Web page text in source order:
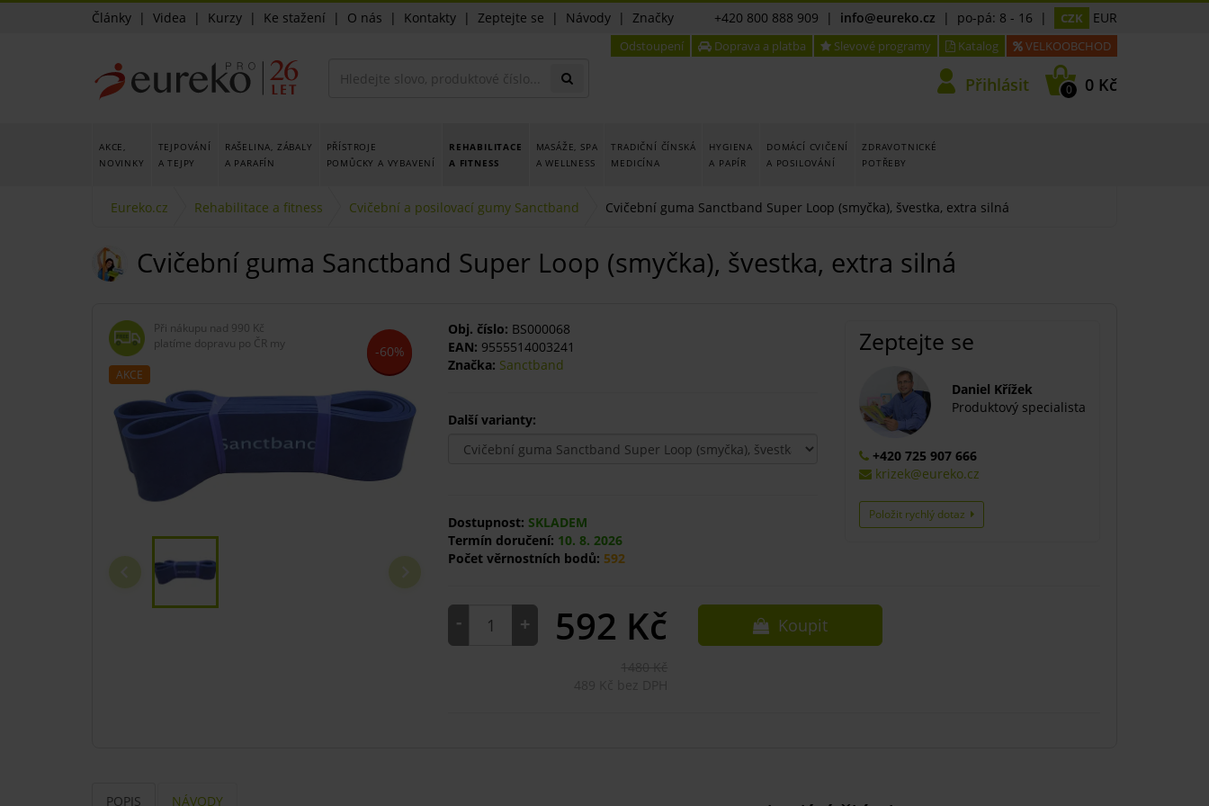
Články | Videa | Kurzy | Ke stažení | O nás | Kontakty | Zeptejte se | Návody | Značky +420 800 888 909 | info@eureko.cz | po-pá: 8 - 16 | CZK EUR
Odstoupení Doprava a platba Slevové programy Katalog VELKOOBCHOD
Přihlásit 0 0 Kč
AKCE,
NOVINKY
TEJPOVÁNÍ
A TEJPY
RAŠELINA, ZÁBALY
A PARAFÍN
PŘÍSTROJE
POMŮCKY A VYBAVENÍ
REHABILITACE
A FITNESS
MASÁŽE, SPA
A WELLNESS
TRADIČNÍ ČÍNSKÁ
MEDICÍNA
HYGIENA
A PAPÍR
DOMÁCÍ CVIČENÍ
A POSILOVÁNÍ
ZDRAVOTNICKÉ
POTŘEBY
Eureko.cz Rehabilitace a fitness Cvičební a posilovací gumy Sanctband Cvičební guma Sanctband Super Loop (smyčka), švestka, extra silná
Cvičební guma Sanctband Super Loop (smyčka), švestka, extra silná
Při nákupu nad 990 Kč
platíme dopravu po ČR my
AKCE
-60%
Obj. číslo: BS000068
EAN: 9555514003241
Značka: Sanctband
Další varianty:
Dostupnost: SKLADEM
Termín doručení: 10. 8. 2026
Počet věrnostních bodů: 592
Zeptejte se
Daniel Křížek
Produktový specialista
+420 725 907 666
krizek@eureko.cz
Položit rychlý dotaz
- + 592 Kč Koupit
POPIS NÁVODY